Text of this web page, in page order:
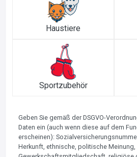
Haustiere
Sportzubehör
Geben Sie gemäß der DSGVO-
Daten ein (auch wenn diese auf dem
erscheinen):
Herkunft, ethnische, politische Meinung,